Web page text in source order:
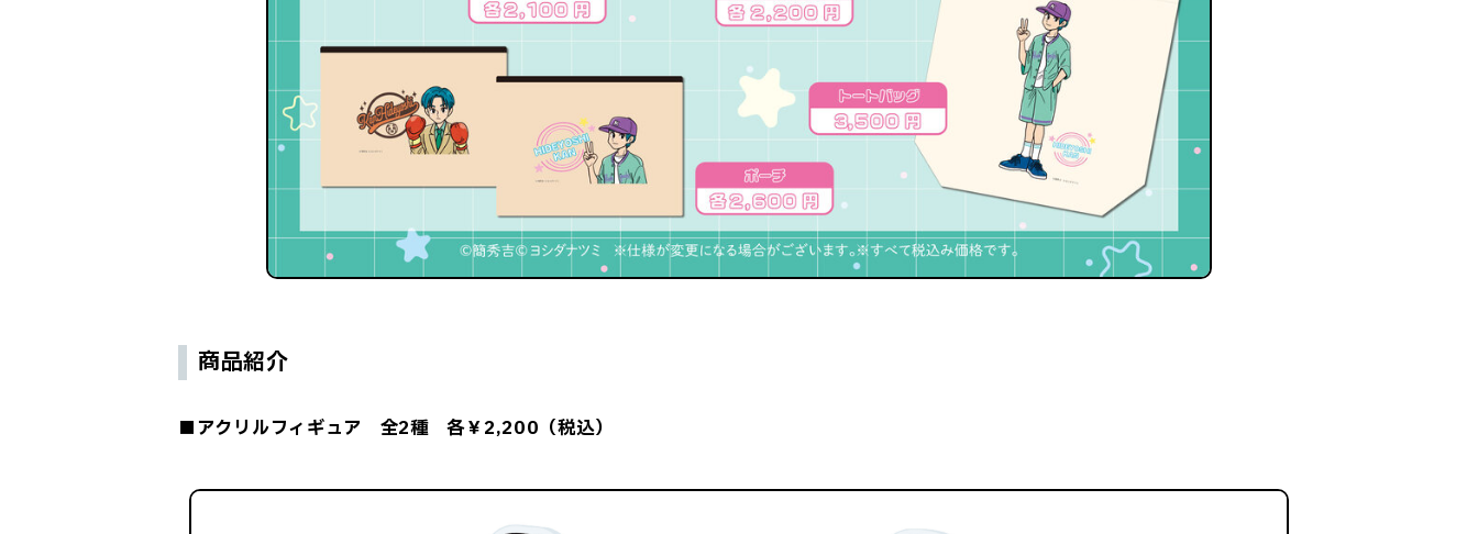
商品紹介
■アクリルフィギュア 全2種 各￥2,200（税込）